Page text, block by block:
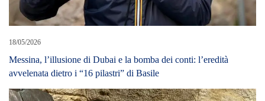
18/05/2026
Messina, l’illusione di Dubai e la bomba dei conti: l’eredità
avvelenata dietro i “16 pilastri” di Basile